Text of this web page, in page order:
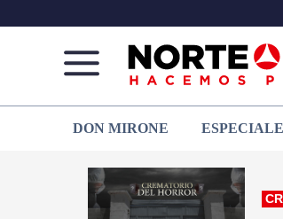
de
Juárez
que
hacemos periodismo
DON MIRONE